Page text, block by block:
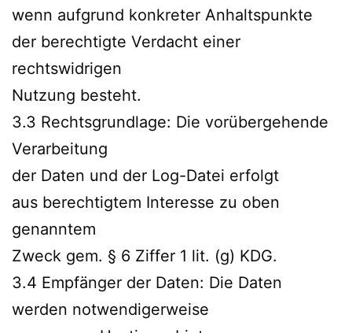
wenn aufgrund konkreter Anhaltspunkte
der berechtigte Verdacht einer
rechtswidrigen
Nutzung besteht.
3.3 Rechtsgrundlage: Die vorübergehende
Verarbeitung
der Daten und der Log-Datei erfolgt
aus berechtigtem Interesse zu oben
genanntem
Zweck gem. § 6 Ziffer 1 lit. (g) KDG.
3.4 Empfänger der Daten: Die Daten
werden notwendigerweise